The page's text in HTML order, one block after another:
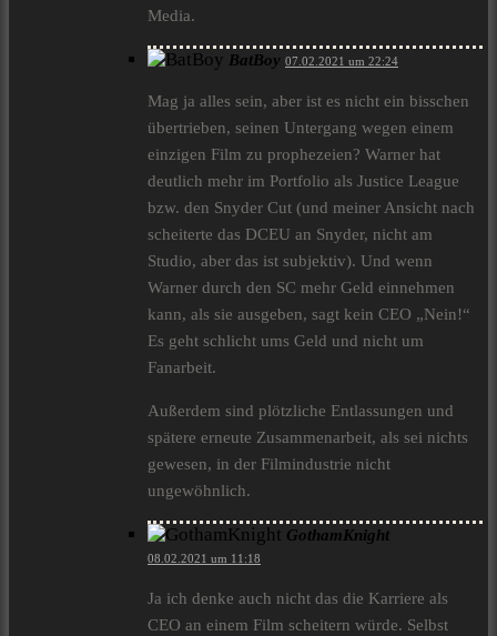
Media.
BatBoy 07.02.2021 um 22:24
Mag ja alles sein, aber ist es nicht ein bisschen
übertrieben, seinen Untergang wegen einem
einzigen Film zu prophezeien? Warner hat
deutlich mehr im Portfolio als Justice League
bzw. den Snyder Cut (und meiner Ansicht nach
scheiterte das DCEU an Snyder, nicht am
Studio, aber das ist subjektiv). Und wenn
Warner durch den SC mehr Geld einnehmen
kann, als sie ausgeben, sagt kein CEO „Nein!“
Es geht schlicht ums Geld und nicht um
Fanarbeit.
Außerdem sind plötzliche Entlassungen und
spätere erneute Zusammenarbeit, als sei nichts
gewesen, in der Filmindustrie nicht
ungewöhnlich.
GothamKnight
08.02.2021 um 11:18
Ja ich denke auch nicht das die Karriere als
CEO an einem Film scheitern würde. Selbst